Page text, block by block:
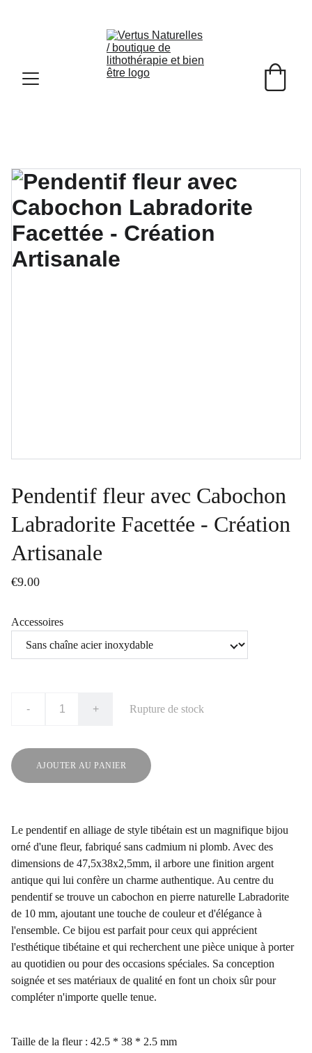
Pendentif fleur avec Cabochon
Labradorite Facettée - Création
Artisanale
€9.00
Accessoires
- + Rupture de stock
AJOUTER AU PANIER
Le pendentif en alliage de style tibétain est un magnifique bijou
orné d'une fleur, fabriqué sans cadmium ni plomb. Avec des
dimensions de 47,5x38x2,5mm, il arbore une finition argent
antique qui lui confère un charme authentique. Au centre du
pendentif se trouve un cabochon en pierre naturelle Labradorite
de 10 mm, ajoutant une touche de couleur et d'élégance à
l'ensemble. Ce bijou est parfait pour ceux qui apprécient
l'esthétique tibétaine et qui recherchent une pièce unique à porter
au quotidien ou pour des occasions spéciales. Sa conception
soignée et ses matériaux de qualité en font un choix sûr pour
compléter n'importe quelle tenue.
Taille de la fleur : 42.5 * 38 * 2.5 mm